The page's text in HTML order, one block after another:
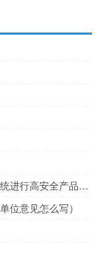
北信源：公司核心技术可应用于华为鸿蒙系统进行高安全产品级别合作
位意见怎么写）